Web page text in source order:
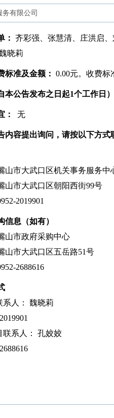
有限公司
： 齐彩强、张慧清、庄洪启
魏晓莉
标准及金额： 0.00元。收费
本公告发布之日起1个工作日
： 无
内容提出询问，请按以下方式
山市大武口区机关事务服务中
市大武口区朝阳西街99号
2019901
信息（如有）
山市政府采购中心
市大武口区五岳路51号
2688616
人： 魏晓莉
系人： 孔姣姣